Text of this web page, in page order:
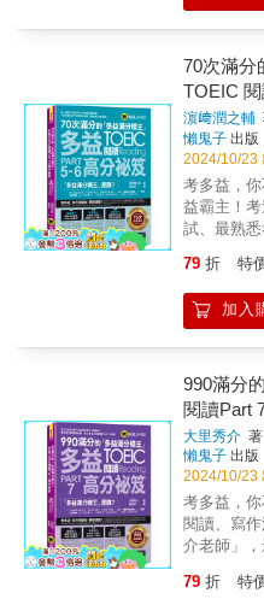
日本權威
靶心。
際應考超
期統計考
度及易犯
備方向。
式！許多
習畫答案
忙腳亂，
還原考場
考生參照並
表」，自
表」，考
分數，朝
多益聽力模
100%呈現
共計500題
述」、
漸進掌握
中涵蓋所
括Part 1的
有人的照片
問句」、
「附加問
的對話」
話」，以
站廣播」
題。考生
得分關鍵
句子結構
彙與成組
增進解題
驗Actual
於章節最
有類型試
同時也實
較其他文
（article）
筆畫順序
藍金證照
專家
告、新聞
單字片語
這些無法
升詞彙能
學過、忘
果您在多
對文法規
的最佳選
包含「多
步強化文
每週一個關
（Week 01
02），再
04 解析動
確使用，
句子時得
英語中的假
型。最後
及倒裝句
時從容應
搭配實用
考試做準
70次滿分
TOEIC
App」內
濵﨑潤之輔
懶鬼子 出版
2024/10/23
考多益，
益霸主！
試、最熟
分、最能
笈」！「
經20,000
王」濵﨑
解「多益
上掌握重
一次就能
霸主，考
上第一人
濵﨑潤之輔
比出題官
考官思維
障礙、順
79 折 特
加入
990滿分
閱讀Part
含VRP虛
大里秀介 著
懶鬼子 出版
2024/10/23
考多益，
閱讀、寫
介老師」
能搶分、
79 折 特